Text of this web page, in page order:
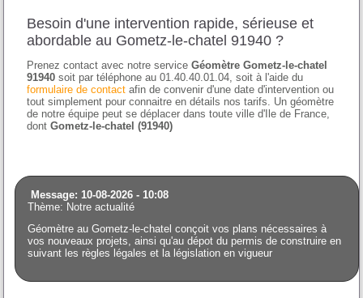
Besoin d'une intervention rapide, sérieuse et
abordable au Gometz-le-chatel 91940 ?
Prenez contact avec notre serviceGéomètre Gometz-le-chatel
91940 soit par téléphone au 01.40.40.01.04, soit à l'aide du
formulaire de contact afin de convenir d'une date d'intervention ou
tout simplement pour connaitre en détails nos tarifs. Un géomètre
de notre équipe peut se déplacer dans toute ville d'Ile de France,
dontGometz-le-chatel (91940)
Message: 10-08-2026 - 10:08
Thème: Notre actualité
Géomètre au Gometz-le-chatel conçoit vos plans nécessaires à
vos nouveaux projets, ainsi qu'au dépot du permis de construire en
suivant les règles légales et la législation en vigueur